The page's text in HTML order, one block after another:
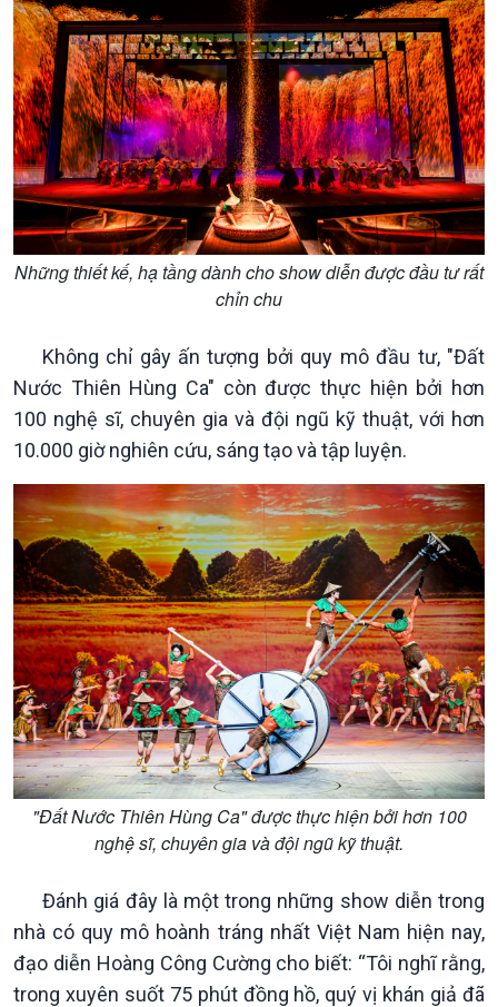
Kinh tế
Tin Kinh tế
Trước giờ mở cửa
Dòng chảy Kinh tế
Sức sống hàng Việt
Khởi nghiệp
Tuyên chiến với gian lận
thương mại
Nông nghiệp & Biển đảo
Tin Nông nghiệp & Biển
đảo
Mùa vàng
Biển đảo Việt Nam
Tâm tình biên giới và hải
đảo
Tìm hiểu biển, đảo Việt
Nam
Những thiết kế, hạ tầng dành cho show diễn được đầu tư rất
chỉn chu
Không chỉ gây ấn tượng bởi quy mô đầu tư, "Đất
Nước Thiên Hùng Ca" còn được thực hiện bởi hơn
100 nghệ sĩ, chuyên gia và đội ngũ kỹ thuật, với hơn
10.000 giờ nghiên cứu, sáng tạo và tập luyện.
"Đất Nước Thiên Hùng Ca" được thực hiện bởi hơn 100
nghệ sĩ, chuyên gia và đội ngũ kỹ thuật.
Đánh giá đây là một trong những show diễn trong
nhà có quy mô hoành tráng nhất Việt Nam hiện nay,
đạo diễn Hoàng Công Cường cho biết: “Tôi nghĩ rằng,
trong xuyên suốt 75 phút đồng hồ, quý vị khán giả đã